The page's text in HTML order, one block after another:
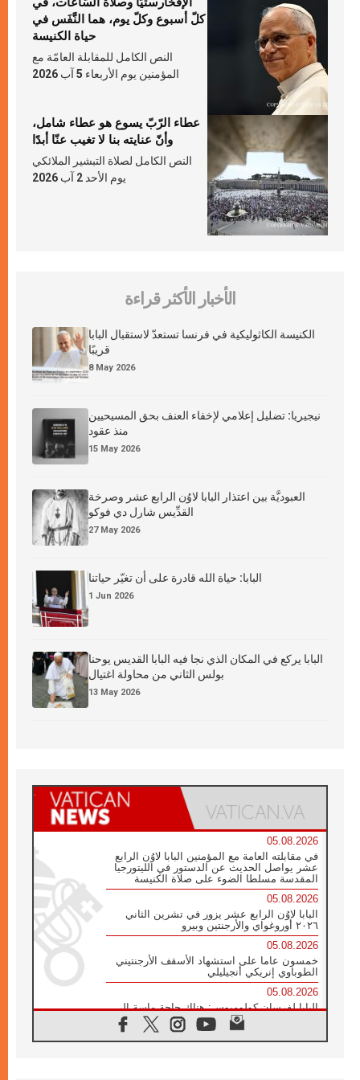
كلّ أسبوع وكلّ يوم، هما النَّفَس في
حياة الكنيسة
النص الكامل للمقابلة العامّة مع
المؤمنين يوم الأربعاء 5 آب 2026
عطاء الرّبّ يسوع هو عطاء شامل،
وأنّ عنايته بنا لا تغيب عنّا أبدًا
النص الكامل لصلاة التبشير الملائكي
يوم الأحد 2 آب 2026
الأخبار الأكثر قراءة
الكنيسة الكاثوليكية في فرنسا تستعدّ لاستقبال البابا
قريبًا
8 May 2026
نيجيريا: تضليل إعلامي لإخفاء العنف بحق المسيحيين
منذ عقود
15 May 2026
العبوديَّة بين اعتذار البابا لاوُن الرابع عشر وصرخة
القدِّيس شارل دي فوكو
27 May 2026
البابا: حياة الله قادرة على أن تغيّر حياتنا
1 Jun 2026
البابا يركع في المكان الذي نجا فيه البابا القديس يوحنا
بولس الثاني من محاولة اغتيال
13 May 2026
05.08.2026
في مقابلته العامة مع المؤمنين البابا لاوُن الرابع
عشر يواصل الحديث عن الدستور في الليتورجيا
المقدسة مسلطا الضوء على صلاة الكنيسة
05.08.2026
البابا لاوُن الرابع عشر يزور في تشرين الثاني
٢٠٢٦ أوروغواي والأرجنتين وبيرو
05.08.2026
خمسون عاما على استشهاد الأسقف الأرجنتيني
الطوباوي إنريكي أنجيليلي
05.08.2026
البابا لفرسان كولومبوس: هناك حاجة ماسة إلى
أنبياء تناغم يسعون إلى بناء الجسور
04.08.2026